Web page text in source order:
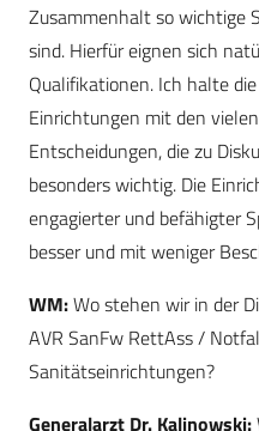
Zusammenhalt so wichtige
sind. Hierfür eignen sich
Qualifikationen. Ich halte
Einrichtungen mit den
Entscheidungen, die zu
besonders wichtig. Die
engagierter und befähigter
besser und mit weniger
WM:Wo stehen wir in der
AVR SanFw RettAss /
Sanitätseinrichtungen?
Generalarzt Dr. Kalinowski: